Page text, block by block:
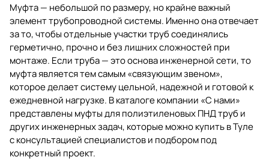
Муфта — небольшой по размеру, но крайне важный
элемент трубопроводной системы. Именно она отвечает
за то, чтобы отдельные участки труб соединялись
герметично, прочно и без лишних сложностей при
монтаже. Если труба — это основа инженерной сети, то
муфта является тем самым «связующим звеном»,
которое делает систему цельной, надежной и готовой к
ежедневной нагрузке. В каталоге компании «С нами»
представлены муфты для полиэтиленовых ПНД труб и
других инженерных задач, которые можно купить в Туле
с консультацией специалистов и подбором под
конкретный проект.